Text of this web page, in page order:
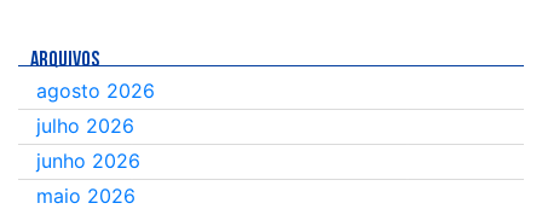
ARQUIVOS
agosto 2026
julho 2026
junho 2026
maio 2026